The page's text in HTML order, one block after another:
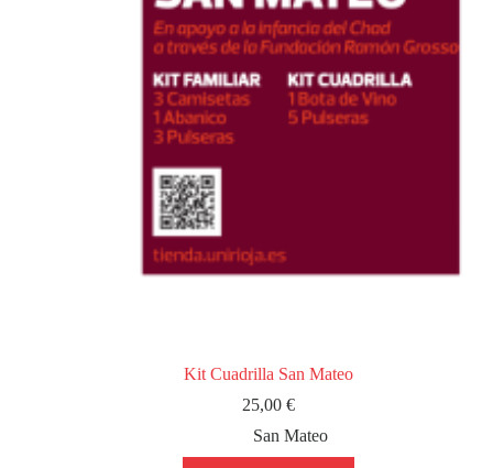
Kit Cuadrilla San Mateo
25,00 €
San Mateo